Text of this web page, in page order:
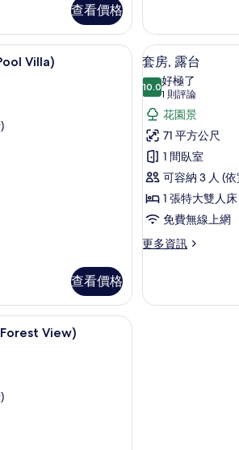
查看價格
池
(Forest
View)
的
所
有
相
片
室,
可
使
用
泳
池
(Forest
View)
的
詳
情
2 間臥室 (Two Bedroom Pool Villa) | 迷你吧、客房
Villa)
查看價格
顯
示
套
房,
露
台
的
所
有
相
6
套房, 露台
10.010.0 分，滿分 10 分
好極了
1 則評論
(1
則
評
論)
花園景
71 平方公尺
1 間臥室
可容納 3 人 (
1 張特大雙人床
免費無線上網
更多資訊
更
露
墅, 1 間臥室, 可使用泳池 (Forest View) | 花園景
View)